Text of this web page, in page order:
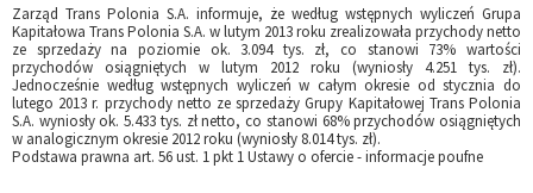
Zarząd Trans Polonia S.A. informuje, że według wstępnych wyliczeń Grupa
Kapitałowa Trans Polonia S.A. w lutym 2013 roku zrealizowała przychody netto
ze sprzedaży na poziomie ok. 3.094 tys. zł, co stanowi 73% wartości
przychodów osiągniętych w lutym 2012 roku (wyniosły 4.251 tys. zł).
Jednocześnie według wstępnych wyliczeń w całym okresie od stycznia do
lutego 2013 r. przychody netto ze sprzedaży Grupy Kapitałowej Trans Polonia
S.A. wyniosły ok. 5.433 tys. zł netto, co stanowi 68% przychodów osiągniętych
w analogicznym okresie 2012 roku (wyniosły 8.014 tys. zł).
Podstawa prawna art. 56 ust. 1 pkt 1 Ustawy o ofercie - informacje poufne